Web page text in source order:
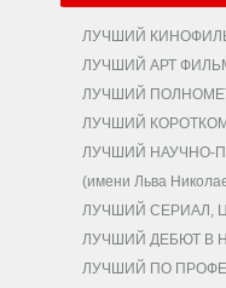
ЛУЧШИЙ
ЛУЧШИЙ АРТ
ЛУЧШИЙ
ЛУЧШИЙ
ЛУЧШИЙ НАУЧНО-
(имени Льва
ЛУЧШИЙ СЕРИАЛ,
ЛУЧШИЙ ДЕБЮТ В
ЛУЧШИЙ ПО